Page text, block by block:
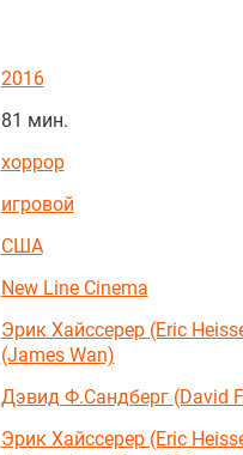
2016
81 мин.
хоррор
игровой
США
New Line Cinema
Эрик Хайссерер (Eric
(James Wan)
Дэвид Ф.Сандберг (David
Эрик Хайссерер (Eric